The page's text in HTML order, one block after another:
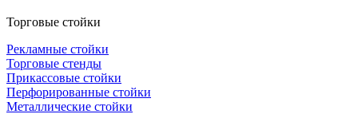
Торговые стойки
Рекламные стойки
Торговые стенды
Прикассовые стойки
Перфорированные стойки
Металлические стойки